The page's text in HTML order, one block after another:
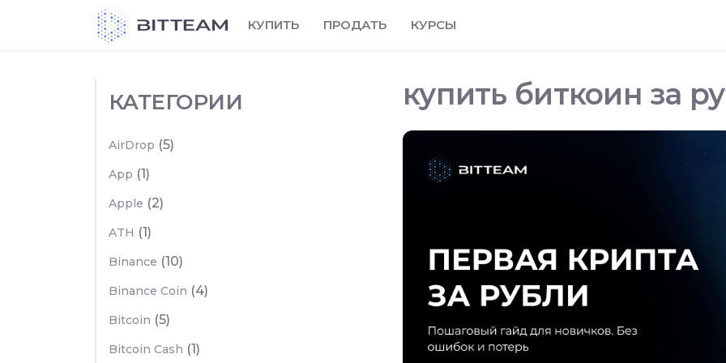
КУПИТЬ ПРОДАТЬ КУРСЫ
купить биткоин за
КАТЕГОРИИ
AirDrop (5)
App (1)
Apple (2)
ATH (1)
Binance (10)
Binance Coin (4)
Bitcoin (5)
Bitcoin Cash (1)